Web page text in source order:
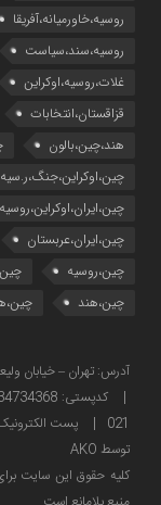
روسیه،خاورمیانه،آفریقا
روسیه،سند،سیاست
غلات،روسیه،اوکراین
قزاقستان،انتخابات
هند،چین،بالون
چین،اوکراین،جنگ،ر.سیه
چین،ایران،اوکراین،روسیه
چین،ایران،عربستان
چین،روسیه
چین،هند
021 | پست الکترونیک سردبیر ایراس : sardabir@iras.ir |
توسط AKO
كليه حقوق این سایت